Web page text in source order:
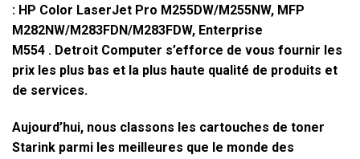
: HP Color LaserJet Pro M255DW/M255NW, MFP
M282NW/M283FDN/M283FDW, Enterprise
M554 . Detroit Computer s’efforce de vous fournir les
prix les plus bas et la plus haute qualité de produits et
de services.
Aujourd’hui, nous classons les cartouches de toner
Starink parmi les meilleures que le monde des